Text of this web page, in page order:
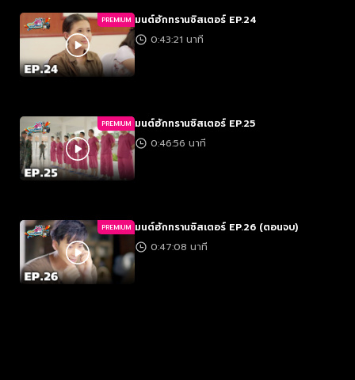
PREMIUM มนต์ฮักทรานซิสเตอร์ EP.24
0:43:21 นาที
PREMIUM มนต์ฮักทรานซิสเตอร์ EP.25
0:46:56 นาที
PREMIUM มนต์ฮักทรานซิสเตอร์ EP.26 (ตอนจบ)
0:47:08 นาที